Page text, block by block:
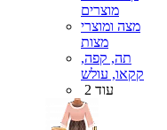
מוצרים
מצה ומוצרי
מצות
תה, קפה,
קקאו, עולש
עוד 2